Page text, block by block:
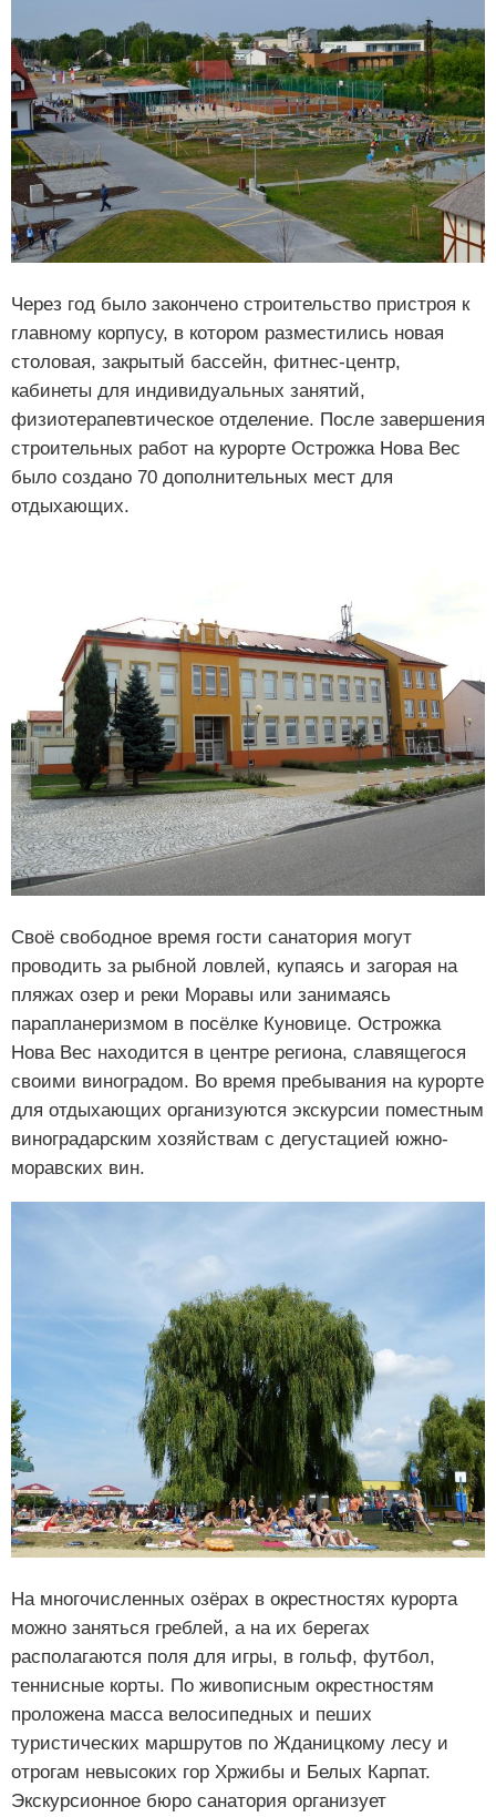
Через год было закончено строительство пристроя к
главному корпусу, в котором разместились новая
столовая, закрытый бассейн, фитнес-центр,
кабинеты для индивидуальных занятий,
физиотерапевтическое отделение. После завершения
строительных работ на курорте Острожка Нова Вес
было создано 70 дополнительных мест для
отдыхающих.
Своё свободное время гости санатория могут
проводить за рыбной ловлей, купаясь и загорая на
пляжах озер и реки Моравы или занимаясь
парапланеризмом в посёлке Куновице. Острожка
Нова Вес находится в центре региона, славящегося
своими виноградом. Во время пребывания на курорте
для отдыхающих организуются экскурсии поместным
виноградарским хозяйствам с дегустацией южно-
моравских вин.
На многочисленных озёрах в окрестностях курорта
можно заняться греблей, а на их берегах
располагаются поля для игры, в гольф, футбол,
теннисные корты. По живописным окрестностям
проложена масса велосипедных и пеших
туристических маршрутов по Жданицкому лесу и
отрогам невысоких гор Хржибы и Белых Карпат.
Экскурсионное бюро санатория организует